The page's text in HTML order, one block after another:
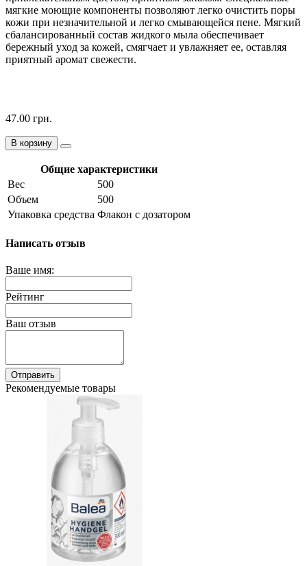
мягкие моющие компоненты позволяют легко очистить поры
кожи при незначительной и легко смывающейся пене. Мягкий
сбалансированный состав жидкого мыла обеспечивает
бережный уход за кожей, смягчает и увлажняет ее, оставляя
приятный аромат свежести.
47.00 грн.
В корзину
Общие характеристики
Вес
500
Объем
500
Упаковка средства Флакон с дозатором
Написать отзыв
Ваше имя:
Рейтинг
Ваш отзыв
Отправить
Рекомендуемые товары